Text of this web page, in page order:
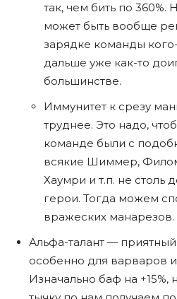
так, чем бить по 360%.
может быть вообще
зарядке команды кого-
дальше уже как-то
большинстве.
Иммунитет к срезу
труднее. Это надо,
команде были с
всякие Шиммер,
Хаумри и т.п. не столь
герои. Тогда можем
вражеских манарезов.
Альфа-талант —
особенно для варваров
Изначально баф на